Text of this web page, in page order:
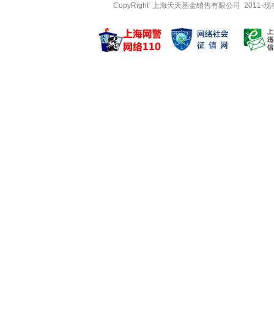
CopyRight 上海天天基金销售有限公司 2011-